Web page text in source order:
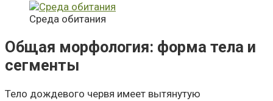
Среда обитания
Общая морфология: форма тела и
сегменты
Тело дождевого червя имеет вытянутую